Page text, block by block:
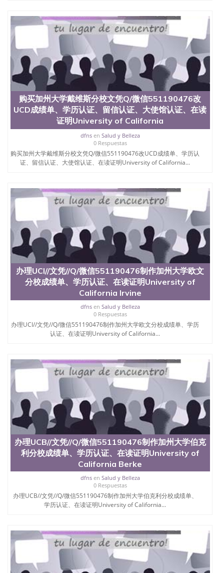
购买加州大学戴维斯分校文凭Q/微信551190476改
UCD成绩单、学历认证、留信认证、大使馆认证、在读
证明University of California
dfnsen Salud y Belleza
0 Respuestas
购买加州大学戴维斯分校文凭Q/微信551190476改UCD成绩单、学历认
证、留信认证、大使馆认证、在读证明University of California...
办理UCI//文凭//Q/微信551190476制作加州大学欧文
分校成绩单、学历认证、在读证明University of
California Irvine
dfnsen Salud y Belleza
0 Respuestas
办理UCI//文凭//Q/微信551190476制作加州大学欧文分校成绩单、学历
认证、在读证明University of California...
办理UCB//文凭//Q/微信551190476制作加州大学伯克
利分校成绩单、学历认证、在读证明University of
California Berke
dfnsen Salud y Belleza
0 Respuestas
办理UCB//文凭//Q/微信551190476制作加州大学伯克利分校成绩单、
学历认证、在读证明University of California...